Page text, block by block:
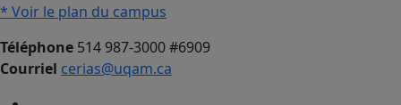
* Voir le plan du campus
Téléphone 514 987-3000 #6909
Courriel cerias@uqam.ca